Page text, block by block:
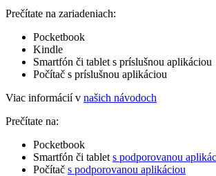
Prečítate na zariadeniach:
Pocketbook
Kindle
Smartfón či tablet s príslušnou aplikáciou
Počítač s príslušnou aplikáciou
Viac informácií v našich návodoch
Prečítate na:
Pocketbook
Smartfón či tablet s podporovanou
Počítač s podporovanou aplikáciou